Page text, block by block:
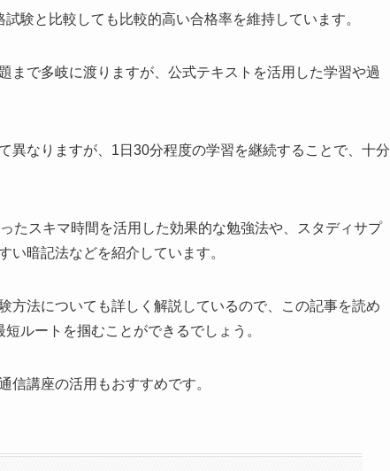
験と比較しても比較的高い合格率を維持しています。
まで多岐に渡りますが、公式テキストを活用した学習や過
異なりますが、1日30分程度の学習を継続することで、十分
たスキマ時間を活用した効果的な勉強法や、スタディサプ
い暗記法などを紹介しています。
方法についても詳しく解説しているので、この記事を読め
ルートを掴むことができるでしょう。
信講座の活用もおすすめです。